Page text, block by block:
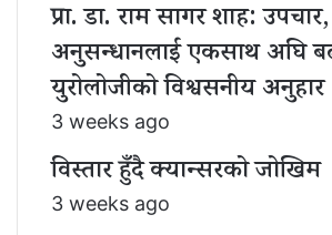
प्रा. डा. राम सागर शाह:
अनुसन्धानलाई एकसाथ अघि
युरोलोजीको विश्वसनीय अनुहार
3 weeks ago
विस्तार हुँदै क्यान्सरको जोखिम
3 weeks ago